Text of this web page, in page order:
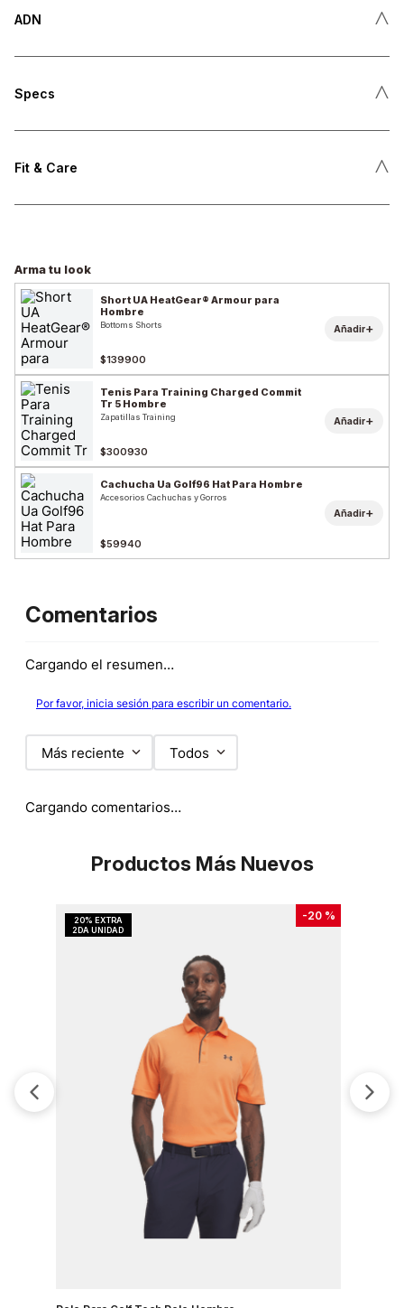
ADN ˄
Specs ˄
Fit & Care ˄
Arma tu look
Short UA HeatGear® Armour para
Hombre
Bottoms Shorts
$139900
Añadir+
Tenis Para Training Charged Commit
Tr 5 Hombre
Zapatillas Training
$300930
Añadir+
Cachucha Ua Golf96 Hat Para Hombre
Accesorios Cachuchas y Gorros
$59940
Añadir+
Comentarios
Cargando el resumen…
Por favor, inicia sesión para escribir un comentario.
Más reciente Todos
Cargando comentarios…
Productos Más Nuevos
-20 %